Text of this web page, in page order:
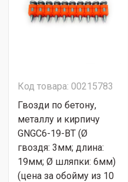
Код товара: 00215783
Гвозди по бетону,
металлу и кирпичу
GNGC6-19-BT (Ø
гвоздя: 3мм; длина:
19мм; Ø шляпки: 6мм)
(цена за обойму из 10